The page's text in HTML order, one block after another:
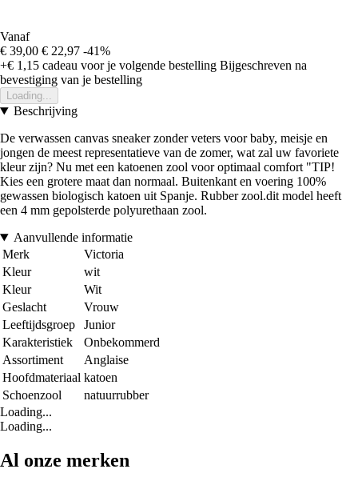
Vanaf
€ 39,00 € 22,97 -41%
+€ 1,15 cadeau voor je volgende bestelling Bijgeschreven na
bevestiging van je bestelling
Loading...
Beschrijving
De verwassen canvas sneaker zonder veters voor baby, meisje en
jongen de meest representatieve van de zomer, wat zal uw favoriete
kleur zijn? Nu met een katoenen zool voor optimaal comfort "TIP!
Kies een grotere maat dan normaal. Buitenkant en voering 100%
gewassen biologisch katoen uit Spanje. Rubber zool.dit model heeft
een 4 mm gepolsterde polyurethaan zool.
Aanvullende informatie
Merk
Victoria
Kleur
wit
Kleur
Wit
Geslacht
Vrouw
Leeftijdsgroep
Junior
Karakteristiek
Onbekommerd
Assortiment
Anglaise
Hoofdmateriaal katoen
Schoenzool
natuurrubber
Loading...
Loading...
Al onze merken